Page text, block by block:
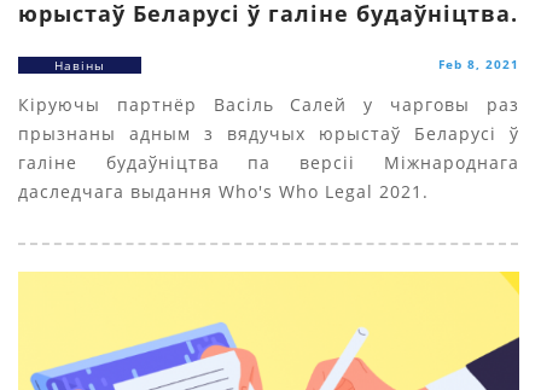
юрыстаў Беларусі ў галіне будаўніцтва.
Навіны Feb 8, 2021
Кіруючы партнёр Васіль Салей у чарговы раз
прызнаны адным з вядучых юрыстаў Беларусі ў
галіне будаўніцтва па версіі Міжнароднага
даследчага выдання Who's Who Legal 2021.